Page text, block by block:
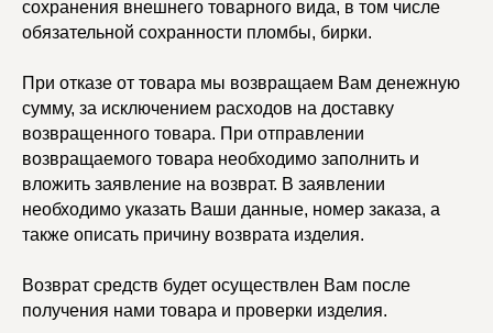
сохранения внешнего товарного вида, в том числе
обязательной сохранности пломбы, бирки.
При отказе от товара мы возвращаем Вам денежную
сумму, за исключением расходов на доставку
возвращенного товара. При отправлении
возвращаемого товара необходимо заполнить и
вложить заявление на возврат. В заявлении
необходимо указать Ваши данные, номер заказа, а
также описать причину возврата изделия.
Возврат средств будет осуществлен Вам после
получения нами товара и проверки изделия.
Доставка и оплата
Возврат и гарантия
КАТАЛОГ
Бодичейны
УСЛУГИ
Стилист на связи
Договор оферты
ПОКУПАТЕЛЯМ
Кольца
Браслеты
Колье
Каффы
Чокеры
Изделия на заказ
Трансформеры
Регистрация